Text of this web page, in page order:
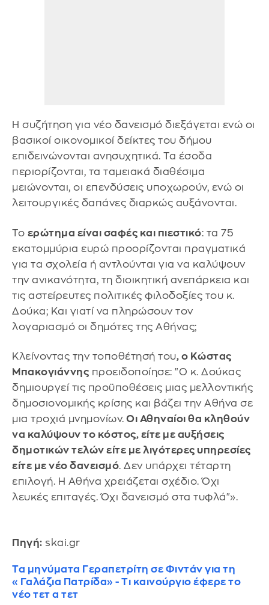
Η συζήτηση για νέο δανεισμό διεξάγεται ενώ οι
βασικοί οικονομικοί δείκτες του δήμου
επιδεινώνονται ανησυχητικά. Τα έσοδα
περιορίζονται, τα ταμειακά διαθέσιμα
μειώνονται, οι επενδύσεις υποχωρούν, ενώ οι
λειτουργικές δαπάνες διαρκώς αυξάνονται.
Το ερώτημα είναι σαφές και πιεστικό: τα 75
εκατομμύρια ευρώ προορίζονται πραγματικά
για τα σχολεία ή αντλούνται για να καλύψουν
την ανικανότητα, τη διοικητική ανεπάρκεια και
τις αστείρευτες πολιτικές φιλοδοξίες του κ.
Δούκα; Και γιατί να πληρώσουν τον
λογαριασμό οι δημότες της Αθήνας;
Κλείνοντας την τοποθέτησή του, ο Κώστας
Μπακογιάννης προειδοποίησε: "Ο κ. Δούκας
δημιουργεί τις προϋποθέσεις μιας μελλοντικής
δημοσιονομικής κρίσης και βάζει την Αθήνα σε
μια τροχιά μνημονίων. Οι Αθηναίοι θα κληθούν
να καλύψουν το κόστος, είτε με αυξήσεις
δημοτικών τελών είτε με λιγότερες υπηρεσίες
είτε με νέο δανεισμό. Δεν υπάρχει τέταρτη
επιλογή. Η Αθήνα χρειάζεται σχέδιο. Όχι
λευκές επιταγές. Όχι δανεισμό στα τυφλά"».
Πηγή: skai.gr
Τα μηνύματα Γεραπετρίτη σε Φιντάν για τη
«Γαλάζια Πατρίδα» - Τι καινούργιο έφερε το
νέο τετ α τετ